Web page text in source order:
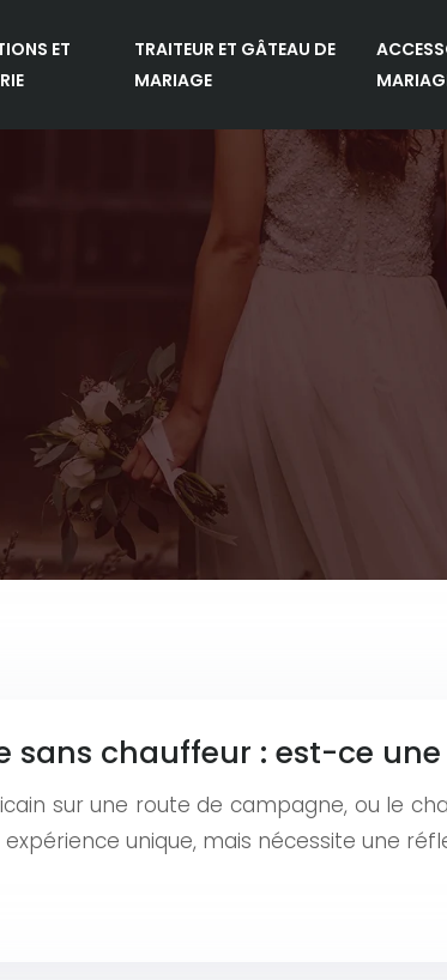
ET
TRAITEUR ET GÂTEAU DE
MARIAGE
sans chauffeur : est-ce
sur une route de campagne, ou le
unique, mais nécessite une